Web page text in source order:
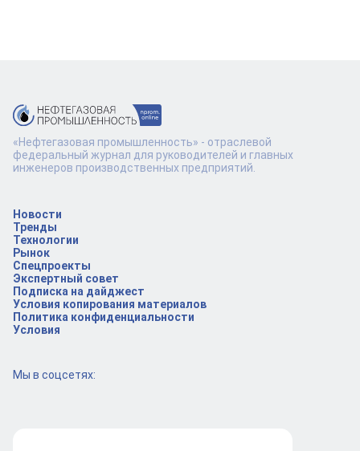
Новости
Тренды
Технологии
Рынок
Спецпроекты
Экспертный совет
Подписка на дайджест
Условия копирования материалов
Политика конфиденциальности
Условия
Мы в соцсетях:
«Нефтегазовая промышленность» - отраслевой
федеральный журнал для руководителей и главных
инженеров производственных предприятий.